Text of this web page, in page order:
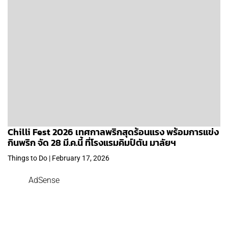
Chilli Fest 2026 เทศกาลพริกสุดร้อนแรง พร้อมการแข่ง
กินพริก จัด 28 มี.ค.นี้ ที่โรงแรมคิมป์ตัน มาลัยฯ
Things to Do | February 17, 2026
AdSense